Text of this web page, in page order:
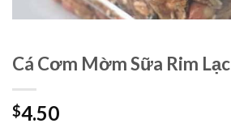
Cá Cơm Mờm Sữa Rim Lạc
$4.50